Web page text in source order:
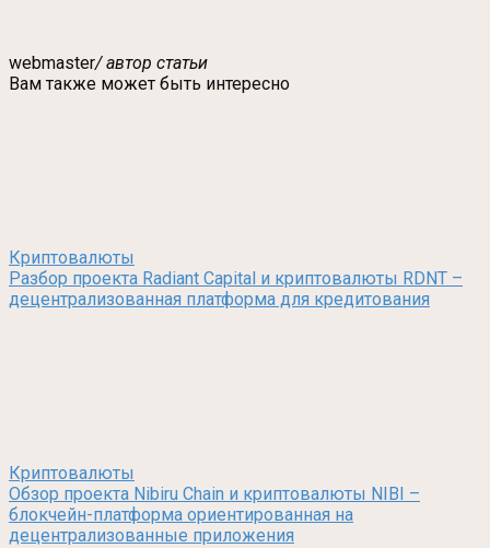
webmaster/ автор статьи
Вам также может быть интересно
Криптовалюты
Разбор проекта Radiant Capital и криптовалюты RDNT –
децентрализованная платформа для кредитования
Криптовалюты
Обзор проекта Nibiru Chain и криптовалюты NIBI –
блокчейн-платформа ориентированная на
децентрализованные приложения